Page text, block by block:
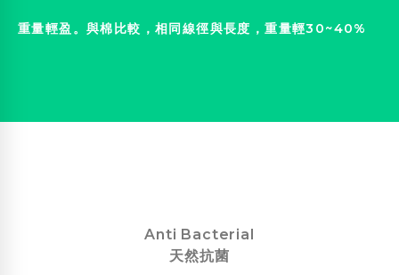
重量輕盈。與棉比較，相同線徑與長度，重量輕30~40%
Anti Bacterial
天然抗菌